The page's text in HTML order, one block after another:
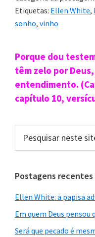
Etiquetas: Ellen White,
sonho, vinho
Sidebar
primária
Porque dou
têm zelo por
entendimento.
capítulo 10,
neste
Postagens recentes
Ellen White: a papisa
Em quem Deus pensou
Será que pecado é